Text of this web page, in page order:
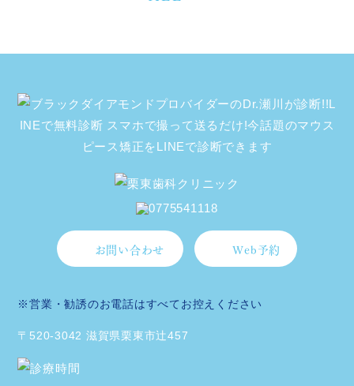
お問い合わせ Web予約
※営業・勧誘のお電話はすべてお控えください
〒520-3042 滋賀県栗東市辻457